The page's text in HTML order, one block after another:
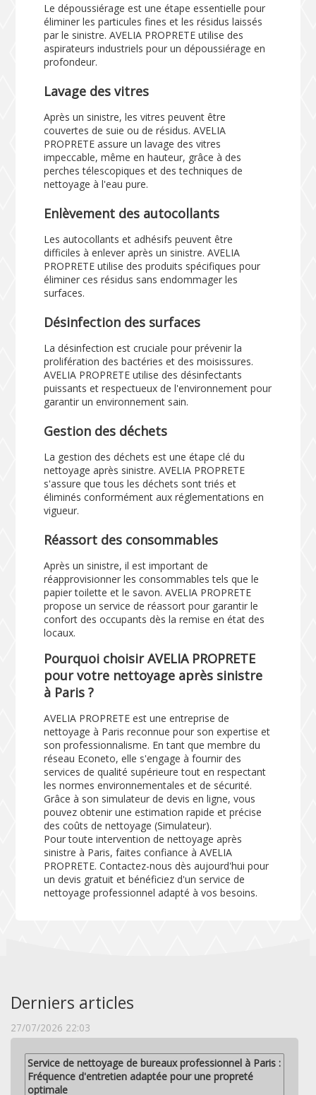
Le dépoussiérage est une étape essentielle pour
éliminer les particules fines et les résidus laissés
par le sinistre. AVELIA PROPRETE utilise des
aspirateurs industriels pour un dépoussiérage en
profondeur.
Lavage des vitres
Après un sinistre, les vitres peuvent être
couvertes de suie ou de résidus. AVELIA
PROPRETE assure un lavage des vitres
impeccable, même en hauteur, grâce à des
perches télescopiques et des techniques de
nettoyage à l'eau pure.
Enlèvement des autocollants
Les autocollants et adhésifs peuvent être
difficiles à enlever après un sinistre. AVELIA
PROPRETE utilise des produits spécifiques pour
éliminer ces résidus sans endommager les
surfaces.
Désinfection des surfaces
La désinfection est cruciale pour prévenir la
prolifération des bactéries et des moisissures.
AVELIA PROPRETE utilise des désinfectants
puissants et respectueux de l'environnement pour
garantir un environnement sain.
Gestion des déchets
La gestion des déchets est une étape clé du
nettoyage après sinistre. AVELIA PROPRETE
s'assure que tous les déchets sont triés et
éliminés conformément aux réglementations en
vigueur.
Réassort des consommables
Après un sinistre, il est important de
réapprovisionner les consommables tels que le
papier toilette et le savon. AVELIA PROPRETE
propose un service de réassort pour garantir le
confort des occupants dès la remise en état des
locaux.
Pourquoi choisir AVELIA PROPRETE
pour votre nettoyage après sinistre
à Paris ?
AVELIA PROPRETE est une entreprise de
nettoyage à Paris reconnue pour son expertise et
son professionnalisme. En tant que membre du
réseau Econeto, elle s'engage à fournir des
services de qualité supérieure tout en respectant
les normes environnementales et de sécurité.
Grâce à son simulateur de devis en ligne, vous
pouvez obtenir une estimation rapide et précise
des coûts de nettoyage (Simulateur).
Pour toute intervention de nettoyage après
sinistre à Paris, faites confiance à AVELIA
PROPRETE. Contactez-nous dès aujourd'hui pour
un devis gratuit et bénéficiez d'un service de
nettoyage professionnel adapté à vos besoins.
Derniers articles
27/07/2026 22:03
Service de nettoyage de bureaux professionnel à Paris :
Fréquence d'entretien adaptée pour une propreté
optimale